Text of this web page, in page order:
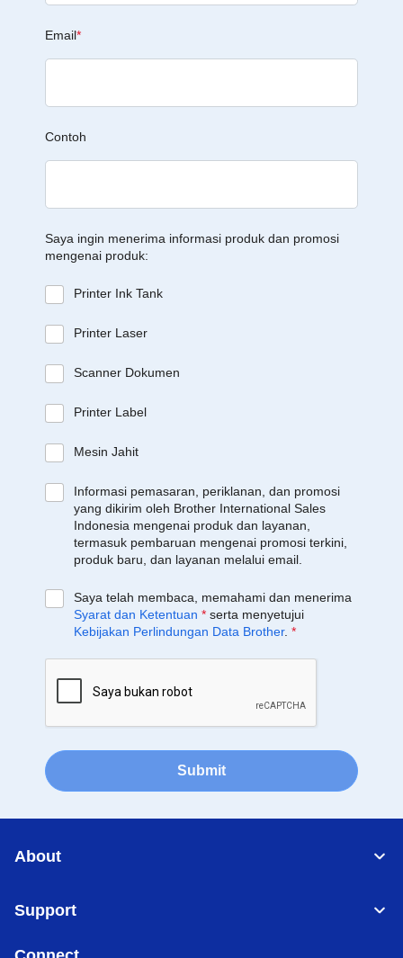
Email*
Contoh
Saya ingin menerima informasi produk dan promosi
mengenai produk:
Printer Ink Tank
Printer Laser
Scanner Dokumen
Printer Label
Mesin Jahit
Informasi pemasaran, periklanan, dan promosi
yang dikirim oleh Brother International Sales
Indonesia mengenai produk dan layanan,
termasuk pembaruan mengenai promosi terkini,
produk baru, dan layanan melalui email.
Saya telah membaca, memahami dan menerima
Syarat dan Ketentuan * serta menyetujui
Kebijakan Perlindungan Data Brother. *
Submit
About
Support